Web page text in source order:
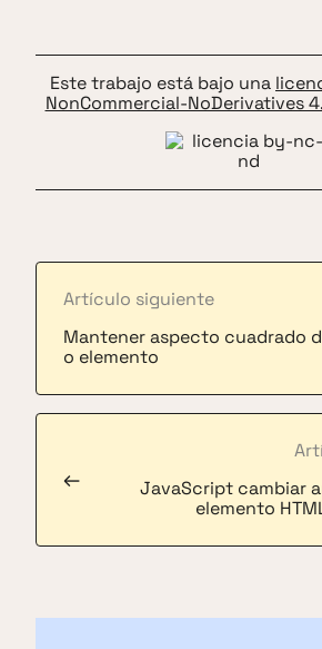
Este trabajo está bajo una
NonCommercial-NoDerivatives
JavaScript cambiar
elemento
←
Artículo siguiente
Mantener aspecto cuadrado
o elemento